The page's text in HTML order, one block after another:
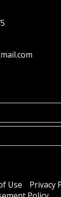
Use
Privacy